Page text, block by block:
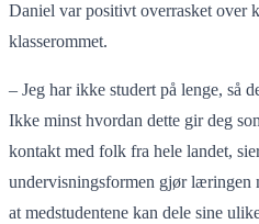
Daniel var positivt overrasket over
klasserommet.
– Jeg har ikke studert på lenge, så
Ikke minst hvordan dette gir deg
kontakt med folk fra hele landet,
undervisningsformen gjør
at medstudentene kan dele sine